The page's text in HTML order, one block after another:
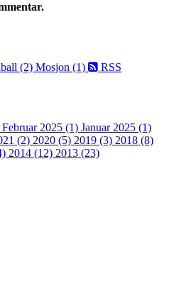
(2) Mosjon (1) RSS
Februar 2025 (1) Januar 2025 (1)
(2) 2020 (5) 2019 (3) 2018 (8)
2014 (12) 2013 (23)